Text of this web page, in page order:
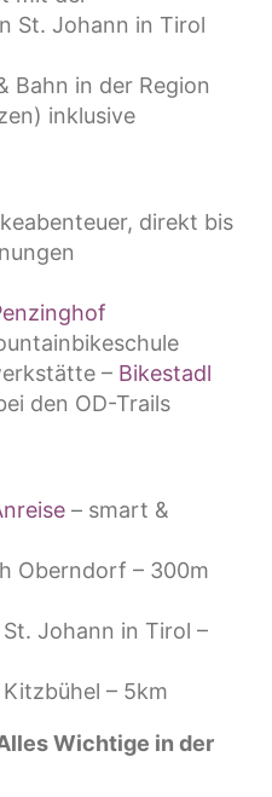
St. Johann in Tirol
Bahn in der Region
inklusive
direkt bis
– Bikestadl
den OD-Trails
– smart &
Oberndorf – 300m
Johann in Tirol –
– 5km
Wichtige in der